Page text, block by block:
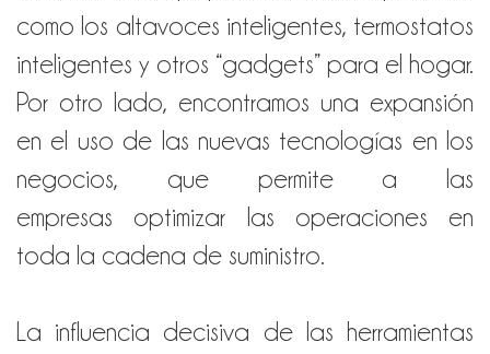
como los altavoces inteligentes, termostatos
inteligentes y otros “gadgets” para el hogar.
Por otro lado, encontramos una expansión
en el uso de las nuevas tecnologías en los
negocios, que permite a las
empresas optimizar las operaciones en
toda la cadena de suministro.
La influencia decisiva de las herramientas